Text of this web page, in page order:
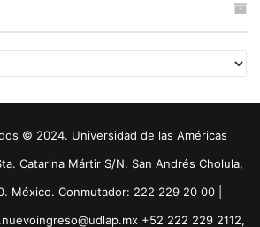
© 2024. Universidad de las Américas
Catarina Mártir S/N. San Andrés Cholula,
México. Conmutador: 222 229 20 00 |
+52 222 229 2112,